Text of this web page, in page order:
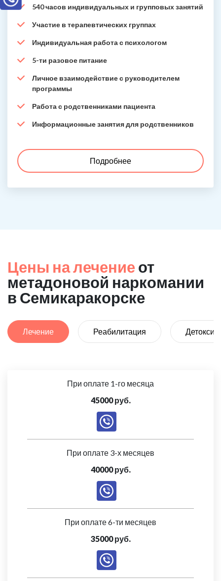
540 часов индивидуальных и групповых занятий
Участие в терапевтических группах
Индивидуальная работа с психологом
5-ти разовое питание
Личное взаимодействие с руководителем
программы
Работа с родственниками пациента
Информационные занятия для родственников
Подробнее
Цены на лечение от
метадоновой наркомании
в Семикаракорске
Лечение Реабилитация
При оплате 1-го месяца
45000 руб.
При оплате 3-х месяцев
40000 руб.
При оплате 6-ти месяцев
35000 руб.